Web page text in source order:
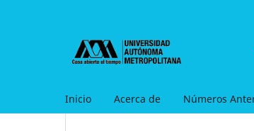
Inicio Acerca de Números